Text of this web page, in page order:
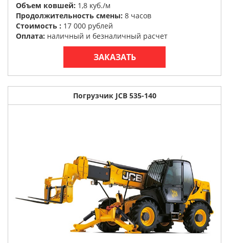
Объем ковшей: 1,8 куб./м
Продолжительность смены: 8 часов
Стоимость : 17 000 рублей
Оплата: наличный и безналичный расчет
ЗАКАЗАТЬ
Погрузчик JCB 535-140